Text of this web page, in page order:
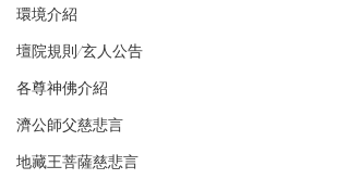
環境介紹
壇院規則/玄人公告
各尊神佛介紹
濟公師父慈悲言
地藏王菩薩慈悲言